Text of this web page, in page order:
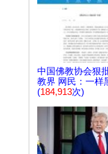
中国佛教协会狠
教界 网民：一样
(184,913次)